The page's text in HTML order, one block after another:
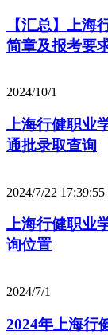
【汇总】上海
简章及报考要
2024/10/1
上海行健职业
通批录取查询
2024/7/22 17:39:55
上海行健职业
询位置
2024/7/1
2024年上海行